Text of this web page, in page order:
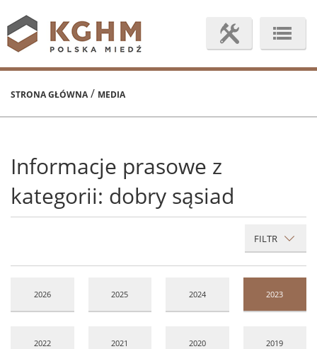
STRONA GŁÓWNA/ MEDIA
Informacje prasowe z
kategorii: dobry sąsiad
FILTR
2026 2025 2024 2023
2022 2021 2020 2019